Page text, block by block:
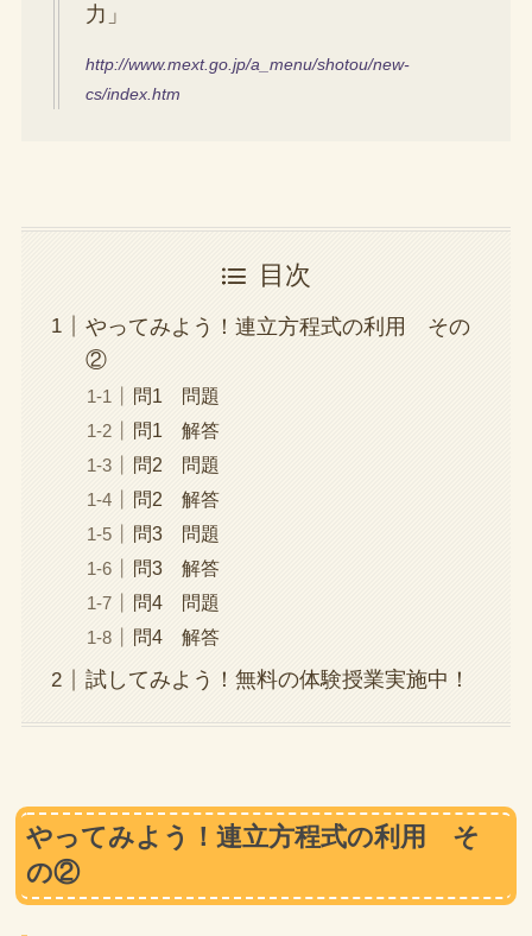
力」
http://www.mext.go.jp/a_menu/shotou/new-
cs/index.htm
目次
やってみよう！連立方程式の利用 その
②
問1 問題
問1 解答
問2 問題
問2 解答
問3 問題
問3 解答
問4 問題
問4 解答
試してみよう！無料の体験授業実施中！
やってみよう！連立方程式の利用 そ
の②